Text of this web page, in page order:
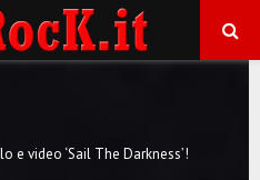
e video ‘Sail The Darkness’!